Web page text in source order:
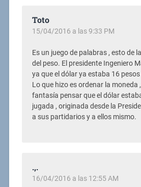
Toto
15/04/2016 a las 9:33 PM
Es un juego de palabras , esto de
del peso. El presidente Ingeniero
ya que el dólar ya estaba 16
Lo que hizo es ordenar la moneda
fantasía pensar que el dólar
jugada , originada desde la
a sus partidarios y a ellos mismo.
.,.
16/04/2016 a las 12:55 AM